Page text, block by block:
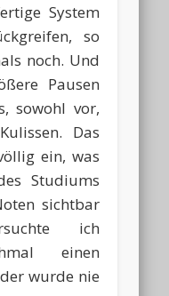
System
so
noch. Und
Pausen
sowohl vor,
Das
ein, was
Studiums
sichtbar
ich
einen
wurde nie